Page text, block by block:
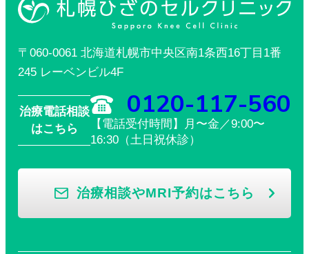
〒060-0061 北海道札幌市中央区南1条西16丁目1番
245 レーベンビル4F
治療電話相談
はこちら
0120-117-560
【電話受付時間】月〜金／9:00〜
16:30（土日祝休診）
治療相談やMRI予約はこちら